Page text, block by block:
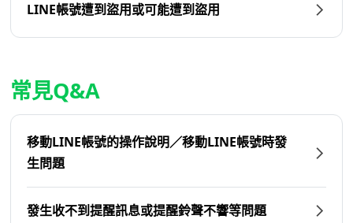
LINE帳號遭到盜用或可能遭到盜用
常見Q&A
移動LINE帳號的操作說明／移動LINE帳號時發
生問題
發生收不到提醒訊息或提醒鈴聲不響等問題